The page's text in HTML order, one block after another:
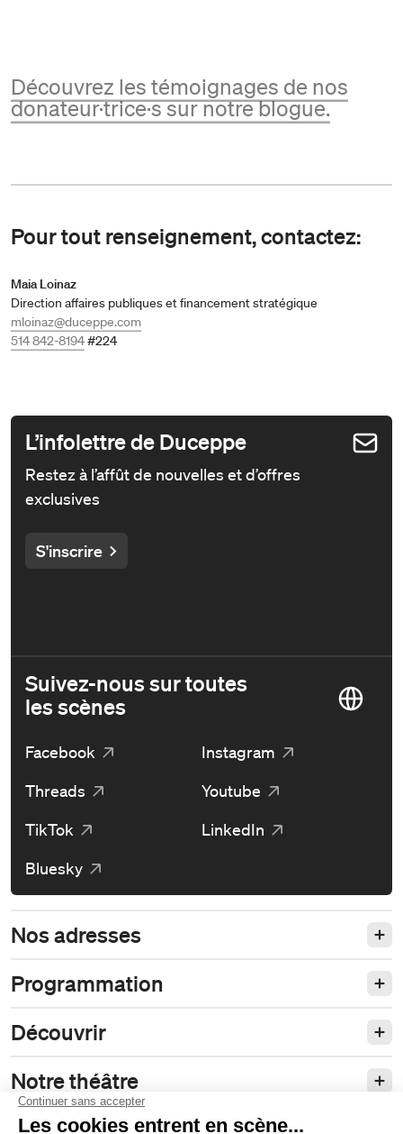
Découvrez les témoignages de nos
donateur·trice·s sur notre blogue.
Pour tout renseignement, contactez:
Maia Loinaz
Direction affaires publiques et financement stratégique
mloinaz@duceppe.com
514 842-8194#224
L’infolettre de Duceppe
Restez à l’affût de nouvelles et d’offres
exclusives
S'inscrire
Suivez-nous sur toutes
les scènes
Facebook
Instagram
Threads
Youtube
TikTok
LinkedIn
Bluesky
Nos adresses
Programmation
Découvrir
Notre théâtre